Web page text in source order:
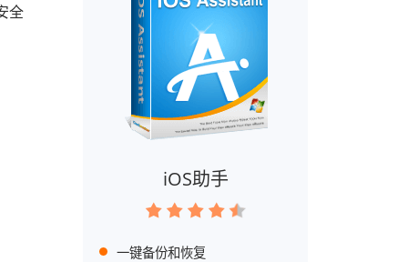
全
iOS助手
一键备份和恢复